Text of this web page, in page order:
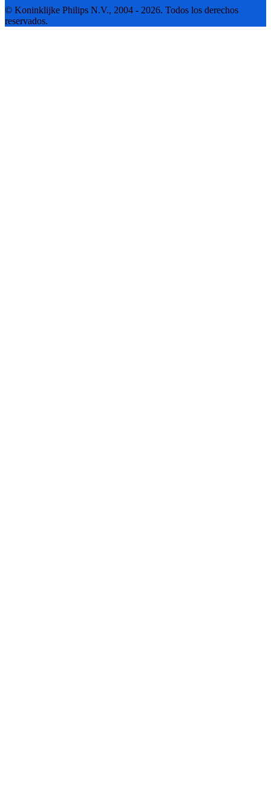
© Koninklijke Philips N.V., 2004 - 2026. Todos los derechos
reservados.